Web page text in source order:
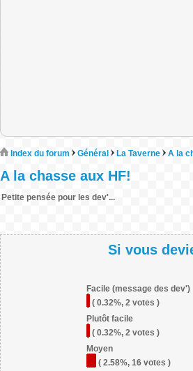
Index du forum Général La Taverne A la
A la chasse aux HF!
Petite pensée pour les dev'...
Si vous
Facile (message des dev')
( 0.32%, 2 votes )
Plutôt facile
( 0.32%, 2 votes )
Moyen
( 2.58%, 16 votes )